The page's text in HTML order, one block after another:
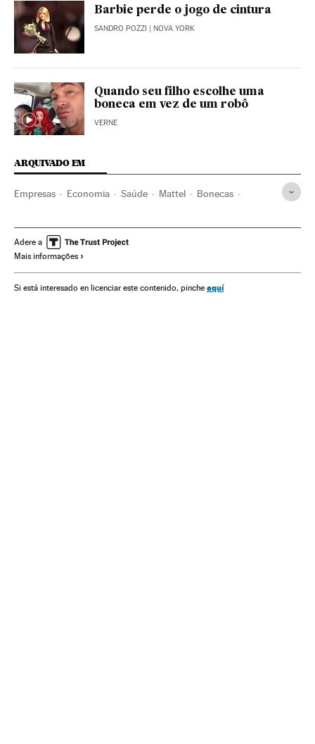
Barbie perde o jogo de cintura
SANDRO POZZI | NOVA YORK
Quando seu filho escolhe uma
boneca em vez de um robô
VERNE
ARQUIVADO EM
Empresas Economia Saúde Mattel Bonecas
Infância Jogo Sociedade
Adere a
Mais informações
Si está interesado en licenciar este contenido, pinche aquí